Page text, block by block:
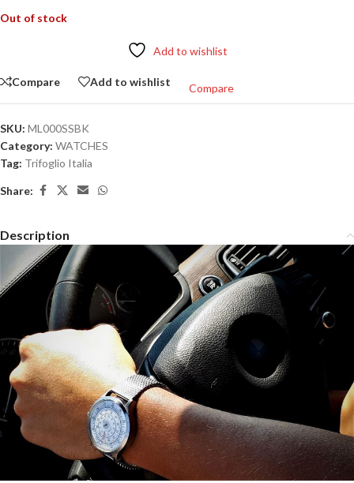
Out of stock
Add to wishlist
Compare Add to wishlist
Compare
SKU: ML000SSBK
Category: WATCHES
Tag: Trifoglio Italia
Share:
Description